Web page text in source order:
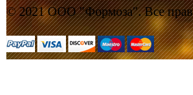
© 2021 ООО "Формоза". Все